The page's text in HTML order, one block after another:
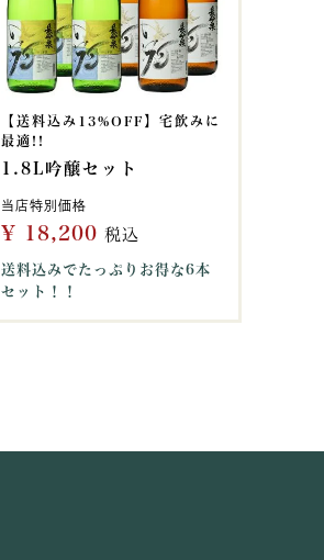
【送料込み13%OFF】宅飲みに
最適!!
1.8L吟醸セット
当店特別価格
¥ 18,200 税込
送料込みでたっぷりお得な6本
セット！！